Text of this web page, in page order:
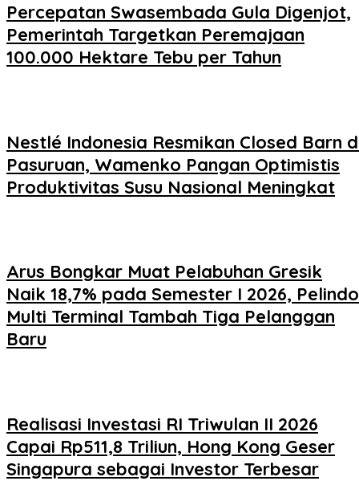
Percepatan Swasembada Gula Digenjot,
Pemerintah Targetkan Peremajaan
100.000 Hektare Tebu per Tahun
Nestlé Indonesia Resmikan Closed Barn
Pasuruan, Wamenko Pangan Optimistis
Produktivitas Susu Nasional Meningkat
Arus Bongkar Muat Pelabuhan Gresik
Naik 18,7% pada Semester I 2026, Pelindo
Multi Terminal Tambah Tiga Pelanggan
Baru
Realisasi Investasi RI Triwulan II 2026
Capai Rp511,8 Triliun, Hong Kong Geser
Singapura sebagai Investor Terbesar